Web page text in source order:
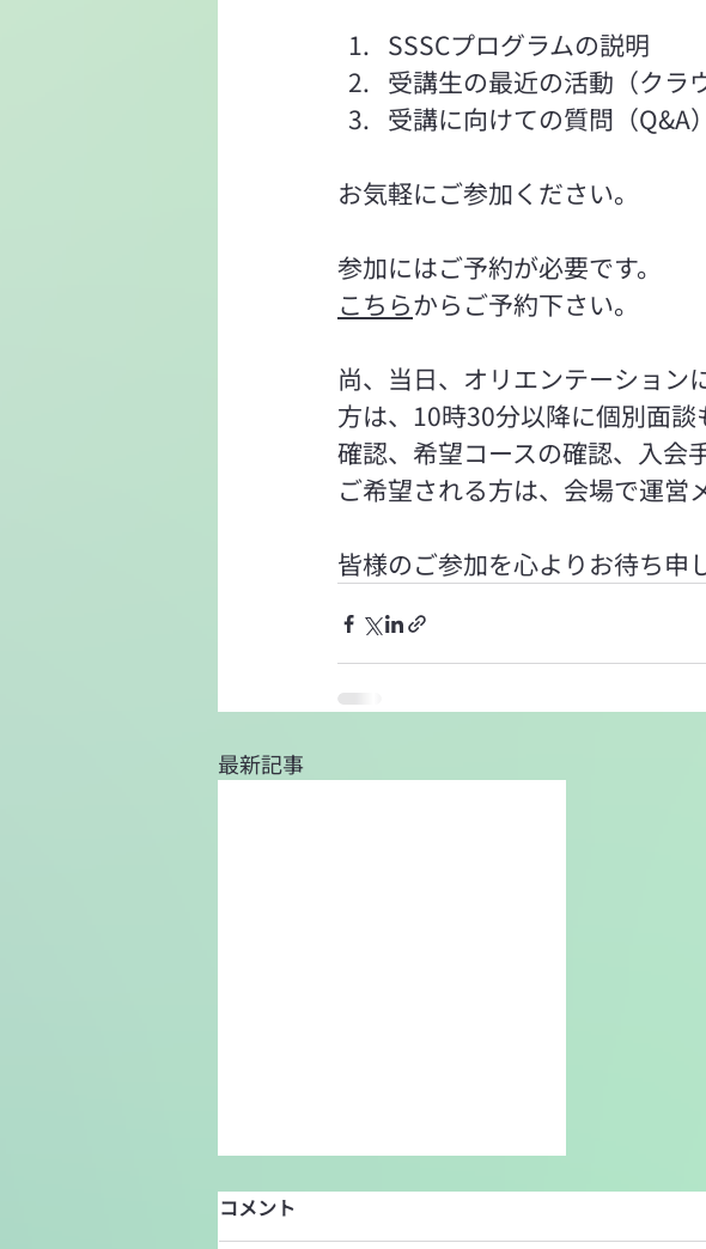
SSSCプログラムの説明
受講生の最近の活動（クラ
受講に向けての質問（Q&A）
お気軽にご参加ください。
参加にはご予約が必要です。
こちらからご予約下さい。
尚、当日、オリエンテーション
方は、10時30分以降に個別面
確認、希望コースの確認、入会
ご希望される方は、会場で運営
皆様のご参加を心よりお待ち申
最新記事
コメント